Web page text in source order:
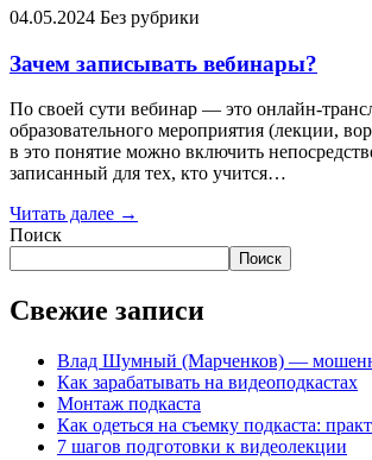
04.05.2024 Без рубрики
Зачем записывать вебинары?
По своей сути вебинар — это онлайн-
образовательного мероприятия (лекции,
в это понятие можно включить
записанный для тех, кто учится…
Читать далее →
Поиск
Поиск
Свежие записи
Влад Шумный (Марченков) —
Как зарабатывать на видеоподкастах
Монтаж подкаста
Как одеться на съемку подкаста:
7 шагов подготовки к видеолекции